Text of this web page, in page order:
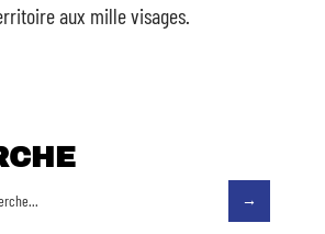
aux mille visages.